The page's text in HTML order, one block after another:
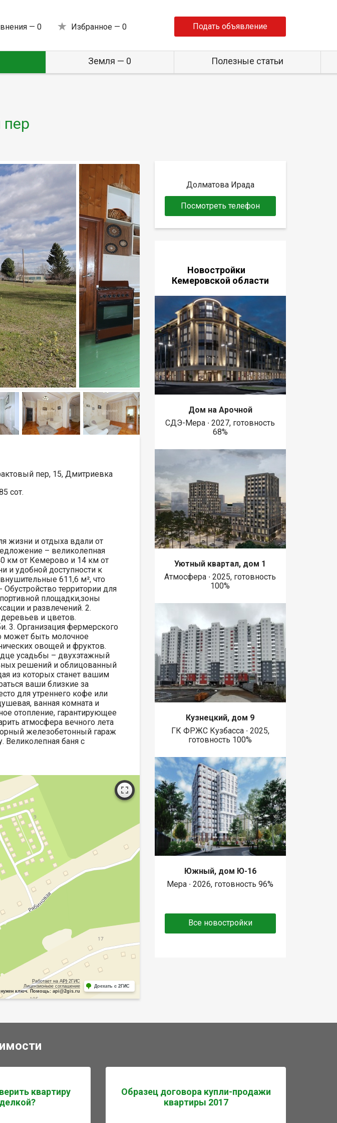
— 0 Избранное — 0 Подать объявление
Земля — 0 Полезные статьи
пер
пер, 15, Дмитриевка
сот.
жизни и отдыха вдали от
– великолепная
км от Кемерово и 14 км от
и удобной доступности к
611,6 м², что
территории для
площадки,зоны
и развлечений. 2.
и цветов.
3. Организация фермерского
может быть молочное
овощей и фруктов.
усадьбы – двухэтажный
решений и облицованный
из которых станет вашим
ваши близкие за
для утреннего кофе или
ванная комната и
отопление, гарантирующее
атмосфера вечного лета
железобетонный гараж
Великолепная баня с
Работает на API 2ГИС
Лицензионное соглашение
ключ. Помощь: api@2gis.ru
Доехать с 2ГИС
Долматова Ирада
Посмотреть телефон
Новостройки
Кемеровской области
Дом на Арочной
СДЭ-Мера ∙ 2027, готовность
68%
Уютный квартал, дом 1
Атмосфера ∙ 2025, готовность
100%
Кузнецкий, дом 9
ГК ФРЖС Кузбасса ∙ 2025,
готовность 100%
Южный, дом Ю-16
Мера ∙ 2026, готовность 96%
Все новостройки
квартиру
Образец договора купли-продажи
квартиры 2017